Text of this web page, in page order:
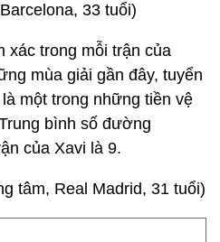
33 tuổi)
xác trong mỗi trận của
mùa giải gần đây, tuyển
một trong những tiền vệ
bình số đường
của Xavi là 9.
tâm, Real Madrid, 31 tuổi)